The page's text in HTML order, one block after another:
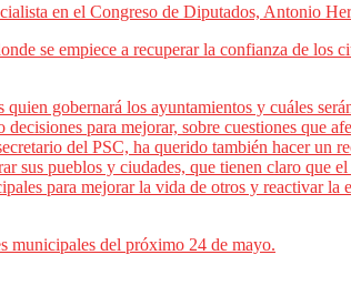
en el Congreso de Diputados, Antonio
se empiece a recuperar la confianza de los
gobernará los ayuntamientos y cuáles
para mejorar, sobre cuestiones que
del PSC, ha querido también hacer un
sus pueblos y ciudades, que tienen claro que
para mejorar la vida de otros y reactivar
municipales del próximo 24 de mayo.